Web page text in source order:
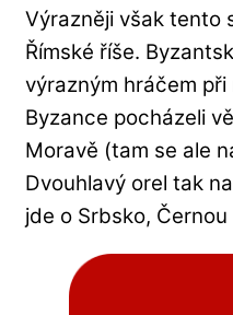
Výrazněji však tento
Římské říše.
výrazným hráčem
Byzance pocházeli
Moravě (tam se ale
Dvouhlavý orel tak
jde o Srbsko,